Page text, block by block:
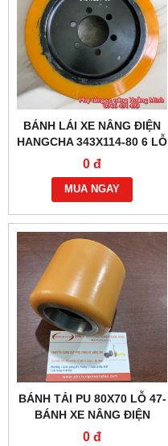
BÁNH LÁI XE NÂNG ĐIỆN
HANGCHA 343X114-80 6 LỖ
ỐC
0 đ
MUA NGAY
BÁNH TẢI PU 80X70 LỖ 47-
BÁNH XE NÂNG ĐIỆN
EPT15, MT15
0 đ